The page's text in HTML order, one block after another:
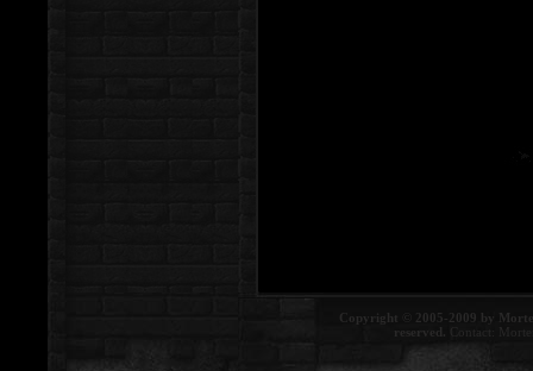
Copyright © 2005-2009 by
reserved. Contact: